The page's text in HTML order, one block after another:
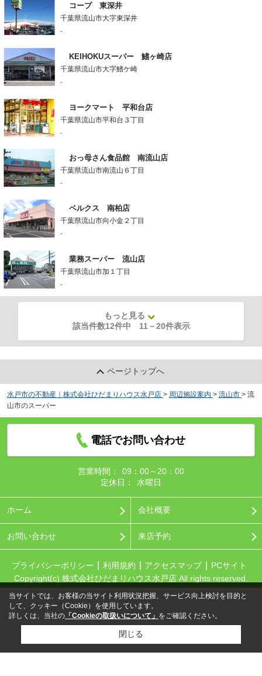
コープ 東深井
千葉県流山市大字東深井
-
KEIHOKUスーパー 鰭ヶ崎店
千葉県流山市大字鰭ケ崎
-
ヨークマート 平和台店
千葉県流山市平和台３丁目
-
おっ母さん食品館 南流山店
千葉県流山市南流山６丁目
-
ベルクス 南柏店
千葉県流山市向小金２丁目
-
業務スーパー 流山店
千葉県流山市加１丁目
-
もっと見る
該当件数12件中 11 －20件表示
ページトップへ
水戸市の不動産｜株式会社ひだまりハウス水戸店 > 周辺施設案内 > 流山市 > 流
山市のスーパー
電話でお問い合わせ
営業時間：
09：00～20：00
定休日：
水曜日
ホーム 会社概要
お問い合わせ 来店予約
プライバシーポリシー 利用規約 アクセスマップ
PCサイト
Copyright(c) 株式会社ひだまりハウス水戸店 All rights reserved.
当サイトでは、お客様の当サイト利用状況把握、サービス向上検討を目的と
して、クッキー（Cookie）を使用しています。
詳しくは、当社の 「Cookieの取扱いについて」 をご確認ください。
閉じる